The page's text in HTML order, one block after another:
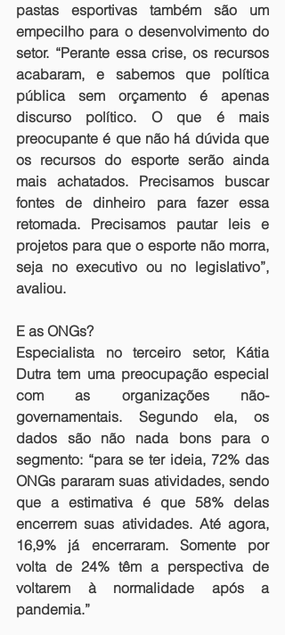
pastas esportivas também são um
empecilho para o desenvolvimento do
setor. “Perante essa crise, os recursos
acabaram, e sabemos que política
pública sem orçamento é apenas
discurso político. O que é mais
preocupante é que não há dúvida que
os recursos do esporte serão ainda
mais achatados. Precisamos buscar
fontes de dinheiro para fazer essa
retomada. Precisamos pautar leis e
projetos para que o esporte não morra,
seja no executivo ou no legislativo”,
avaliou.
E as ONGs?
Especialista no terceiro setor, Kátia
Dutra tem uma preocupação especial
com as organizações não-
governamentais. Segundo ela, os
dados são não nada bons para o
segmento: “para se ter ideia, 72% das
ONGs pararam suas atividades, sendo
que a estimativa é que 58% delas
encerrem suas atividades. Até agora,
16,9% já encerraram. Somente por
volta de 24% têm a perspectiva de
voltarem à normalidade após a
pandemia.”